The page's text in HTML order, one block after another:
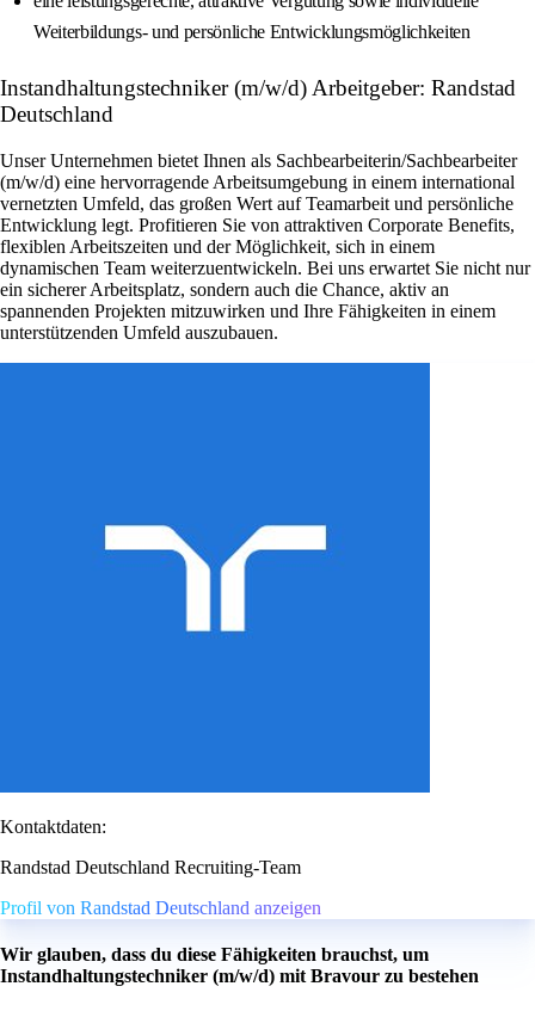
Weiterbildungs- und persönliche Entwicklungsmöglichkeiten
Instandhaltungstechniker (m/w/d) Arbeitgeber: Randstad
Deutschland
Unser Unternehmen bietet Ihnen als Sachbearbeiterin/Sachbearbeiter
(m/w/d) eine hervorragende Arbeitsumgebung in einem international
vernetzten Umfeld, das großen Wert auf Teamarbeit und persönliche
Entwicklung legt. Profitieren Sie von attraktiven Corporate Benefits,
flexiblen Arbeitszeiten und der Möglichkeit, sich in einem
dynamischen Team weiterzuentwickeln. Bei uns erwartet Sie nicht nur
ein sicherer Arbeitsplatz, sondern auch die Chance, aktiv an
spannenden Projekten mitzuwirken und Ihre Fähigkeiten in einem
unterstützenden Umfeld auszubauen.
Kontaktdaten:
Randstad Deutschland Recruiting-Team
Profil von Randstad Deutschland anzeigen
Wir glauben, dass du diese Fähigkeiten brauchst, um
Instandhaltungstechniker (m/w/d) mit Bravour zu bestehen